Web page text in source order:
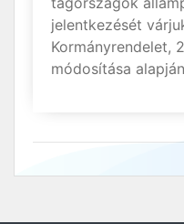
jelentkezését
Kormányrendelet,
módosítása